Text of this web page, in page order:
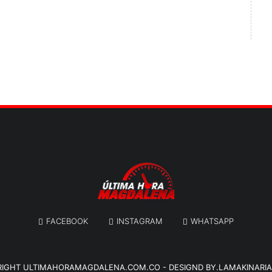
FACEBOOK INSTAGRAM WHATSAPP
ULTIMAHORAMAGDALENA.COM.CO - DESIGND